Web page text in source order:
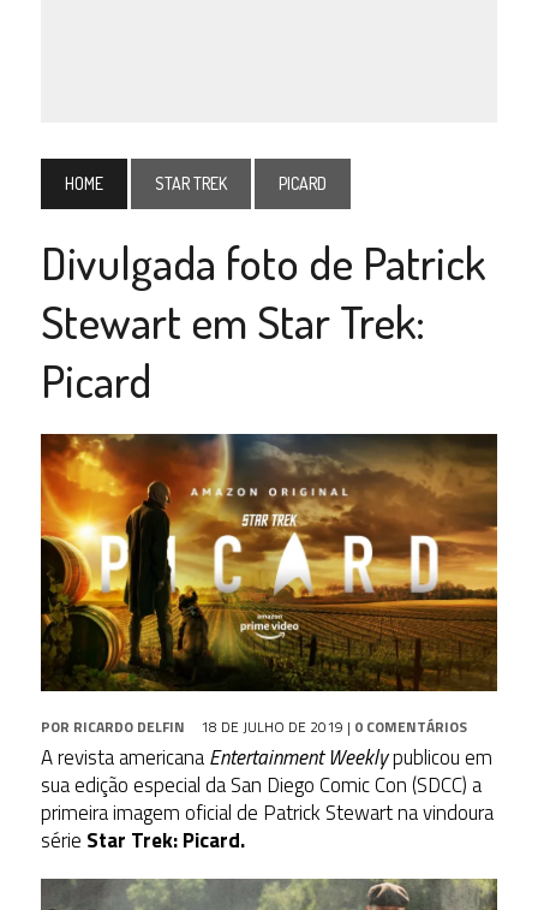
HOME STAR TREK PICARD
Divulgada foto de Patrick
Stewart em Star Trek:
Picard
POR RICARDO DELFIN 18 DE JULHO DE 2019 | 0 COMENTÁRIOS
A revista americanaEntertainment Weeklypublicou em
sua edição especial da San Diego Comic Con (SDCC) a
primeira imagem oficial de Patrick Stewart na vindoura
série Star Trek: Picard.